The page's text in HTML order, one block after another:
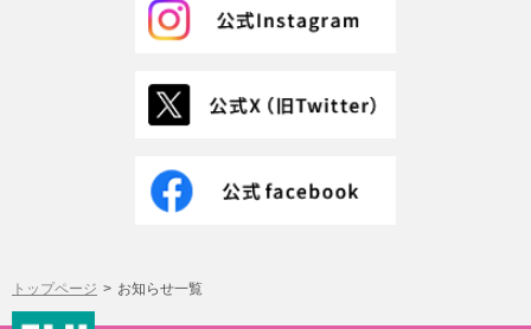
トップページ お知らせ一覧